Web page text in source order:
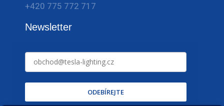
+420 775 772 717
Newsletter
ODEBÍREJTE